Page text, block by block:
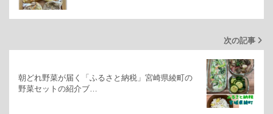
次の記事
朝どれ野菜が届く「ふるさと納税」宮崎県綾町の
野菜セットの紹介ブ…